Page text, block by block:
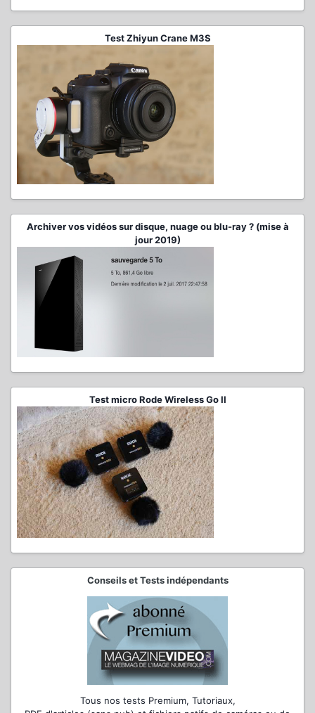
Test Zhiyun Crane M3S
Archiver vos vidéos sur disque, nuage ou blu-ray ? (mise à
jour 2019)
Test micro Rode Wireless Go II
Conseils et Tests indépendants
Tous nos tests Premium, Tutoriaux,